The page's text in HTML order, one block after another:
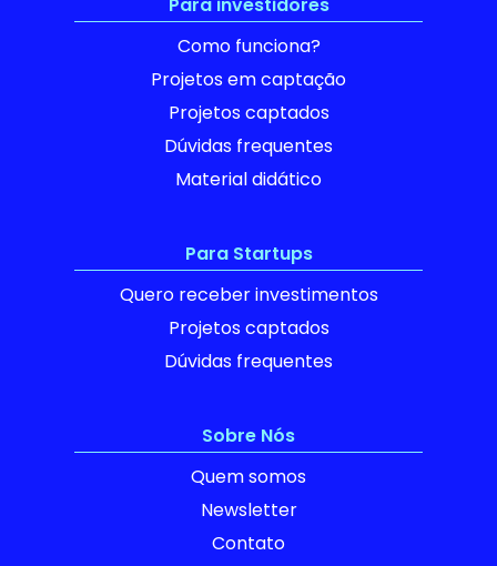
Como funciona?
Projetos em captação
Projetos captados
Dúvidas frequentes
Material didático
Para Startups
Quero receber investimentos
Projetos captados
Dúvidas frequentes
Sobre Nós
Quem somos
Newsletter
Contato